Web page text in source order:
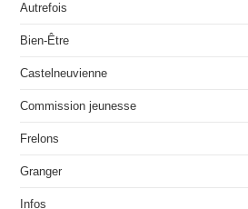
Autrefois
Bien-Être
Castelneuvienne
Commission jeunesse
Frelons
Granger
Infos